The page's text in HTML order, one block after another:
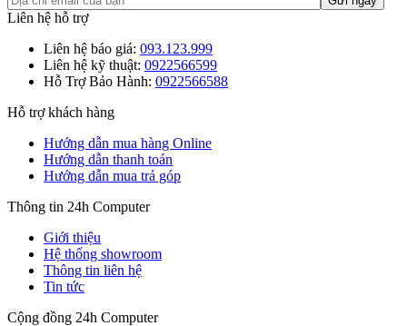
Liên hệ hỗ trợ
Liên hệ báo giá: 093.123.999
Liên hệ kỹ thuật: 0922566599
Hỗ Trợ Bảo Hành: 0922566588
Hỗ trợ khách hàng
Hướng dẫn mua hàng Online
Hướng dẫn thanh toán
Hướng dẫn mua trả góp
Thông tin 24h Computer
Giới thiệu
Hệ thống showroom
Thông tin liên hệ
Tin tức
Cộng đồng 24h Computer